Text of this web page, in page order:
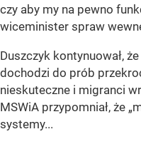
czy aby my na pewno
wiceminister spraw
Duszczyk kontynuował,
dochodzi do prób
nieskuteczne i migranci
MSWiA przypomniał, że
systemy...